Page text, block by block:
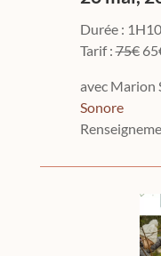
Durée : 1H10
Tarif :75€
avec Marion
Sonore